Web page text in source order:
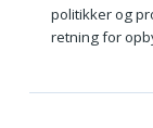
politikker og
retning for